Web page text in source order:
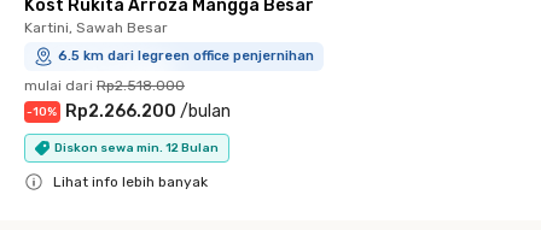
Kost Rukita Arroza Mangga Besar
Kartini, Sawah Besar
6.5 km dari legreen office penjernihan
mulai dari Rp2.518.000
-10% Rp2.266.200 /bulan
Diskon sewa min. 12 Bulan
Lihat info lebih banyak